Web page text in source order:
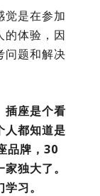
觉是在参加
的体验，因
问题和解决
插座是个看
人都知道是
品牌，30
独大了。
习。